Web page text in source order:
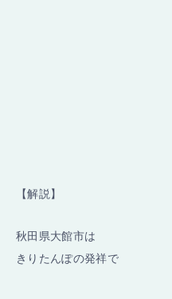
【解説】
秋田県大館市は
きりたんぽの発祥で